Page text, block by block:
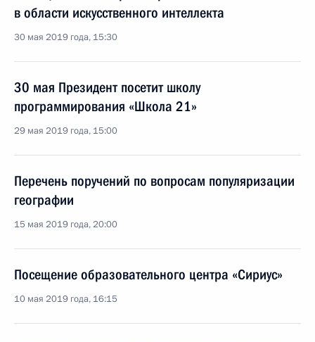
в области искусственного интеллекта
30 мая 2019 года, 15:30
30 мая Президент посетит школу
программирования «Школа 21»
29 мая 2019 года, 15:00
Перечень поручений по вопросам популяризации
географии
15 мая 2019 года, 20:00
Посещение образовательного центра «Сириус»
10 мая 2019 года, 16:15